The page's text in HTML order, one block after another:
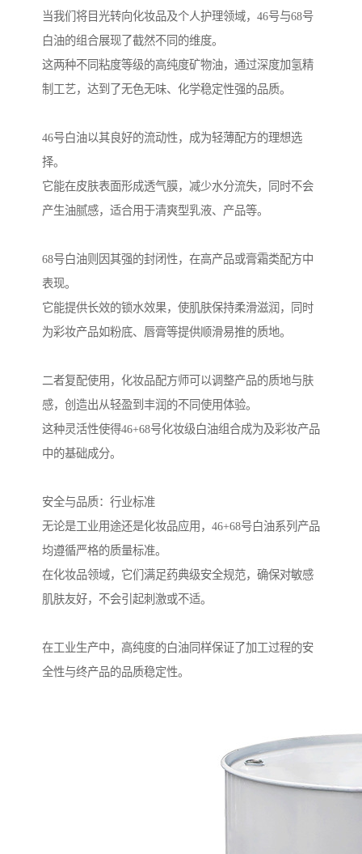
当我们将目光转向化妆品及个人护理领域，46号与68号
白油的组合展现了截然不同的维度。
这两种不同粘度等级的高纯度矿物油，通过深度加氢精
制工艺，达到了无色无味、化学稳定性强的品质。
46号白油以其良好的流动性，成为轻薄配方的理想选
择。
它能在皮肤表面形成透气膜，减少水分流失，同时不会
产生油腻感，适合用于清爽型乳液、产品等。
68号白油则因其强的封闭性，在高产品或膏霜类配方中
表现。
它能提供长效的锁水效果，使肌肤保持柔滑滋润，同时
为彩妆产品如粉底、唇膏等提供顺滑易推的质地。
二者复配使用，化妆品配方师可以调整产品的质地与肤
感，创造出从轻盈到丰润的不同使用体验。
这种灵活性使得46+68号化妆级白油组合成为及彩妆产品
中的基础成分。
安全与品质：行业标准
无论是工业用途还是化妆品应用，46+68号白油系列产品
均遵循严格的质量标准。
在化妆品领域，它们满足药典级安全规范，确保对敏感
肌肤友好，不会引起刺激或不适。
在工业生产中，高纯度的白油同样保证了加工过程的安
全性与终产品的品质稳定性。